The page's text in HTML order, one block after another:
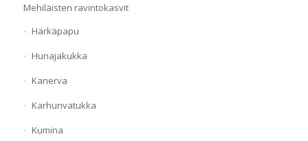
Mehiläisten ravintokasvit
Härkäpapu
Hunajakukka
Kanerva
Karhunvatukka
Kumina